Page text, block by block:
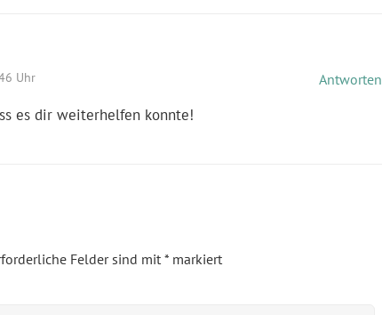
Antworten
Uhr
es dir weiterhelfen konnte!
Felder sind mit* markiert